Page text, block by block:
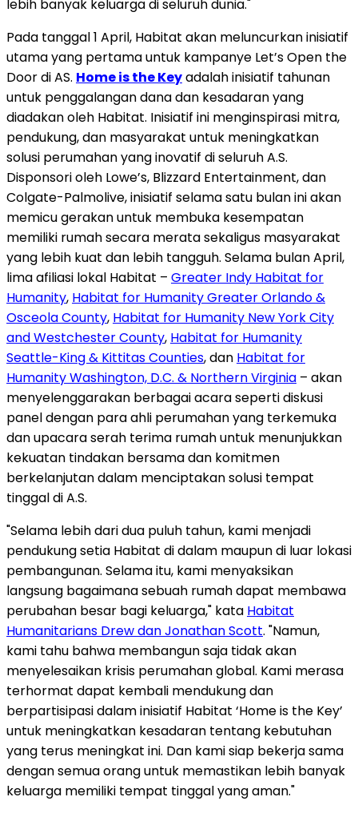
lebih banyak keluarga di seluruh dunia."
Pada tanggal 1 April, Habitat akan meluncurkan inisiatif
utama yang pertama untuk kampanye Let’s Open the
Door di AS. Home is the Keyadalah inisiatif tahunan
untuk penggalangan dana dan kesadaran yang
diadakan oleh Habitat. Inisiatif ini menginspirasi mitra,
pendukung, dan masyarakat untuk meningkatkan
solusi perumahan yang inovatif di seluruh A.S.
Disponsori oleh Lowe’s, Blizzard Entertainment, dan
Colgate-Palmolive, inisiatif selama satu bulan ini akan
memicu gerakan untuk membuka kesempatan
memiliki rumah secara merata sekaligus masyarakat
yang lebih kuat dan lebih tangguh. Selama bulan April,
lima afiliasi lokal Habitat – Greater Indy Habitat for
Humanity, Habitat for Humanity Greater Orlando &
Osceola County, Habitat for Humanity New York City
and Westchester County, Habitat for Humanity
Seattle-King & Kittitas Counties, dan Habitat for
Humanity Washington, D.C. & Northern Virginia – akan
menyelenggarakan berbagai acara seperti diskusi
panel dengan para ahli perumahan yang terkemuka
dan upacara serah terima rumah untuk menunjukkan
kekuatan tindakan bersama dan komitmen
berkelanjutan dalam menciptakan solusi tempat
tinggal di A.S.
"Selama lebih dari dua puluh tahun, kami menjadi
pendukung setia Habitat di dalam maupun di luar lokasi
pembangunan. Selama itu, kami menyaksikan
langsung bagaimana sebuah rumah dapat membawa
perubahan besar bagi keluarga," kata Habitat
Humanitarians Drew dan Jonathan Scott. "Namun,
kami tahu bahwa membangun saja tidak akan
menyelesaikan krisis perumahan global. Kami merasa
terhormat dapat kembali mendukung dan
berpartisipasi dalam inisiatif Habitat ‘Home is the Key’
untuk meningkatkan kesadaran tentang kebutuhan
yang terus meningkat ini. Dan kami siap bekerja sama
dengan semua orang untuk memastikan lebih banyak
keluarga memiliki tempat tinggal yang aman."